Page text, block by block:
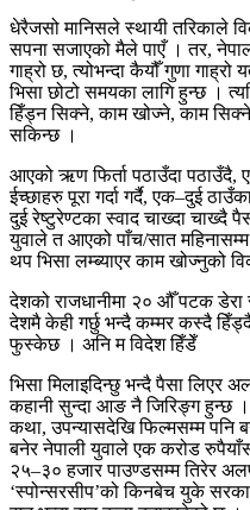
धेरैजसो मानिसले स्थायी तरिकाले
सपना सजाएको मैले पाएँ । तर,
गाह्रो छ, त्योभन्दा कैयौँ गुणा
भिसा छोटो समयका लागि हुन्छ ।
हिँड्न सिक्ने, काम खोज्ने, काम सिक्ने,
सकिन्छ ।
आएको ऋण फिर्ता पठाउँदा पठाउँदै,
ईच्छाहरु पूरा गर्दा गर्दै, एक–दुई
दुई रेष्टुरेण्टका स्वाद चाख्दा
युवाले त आएको पाँच/सात
थप भिसा लम्ब्याएर काम खोज्नुको
देशको राजधानीमा २० औँ पटक
देशमै केही गर्छु भन्दै कम्मर कस्दै
फुस्केछ । अनि म विदेश हिँडेँ
भिसा मिलाइदिन्छु भन्दै पैसा लिएर
कहानी सुन्दा आङ नै जिरिङ्ग हुन्छ
कथा, उपन्यासदेखि फिल्मसम्म पनि
बनेर नेपाली युवाले एक करोड
२५–३० हजार पाउण्डसम्म तिरेर
‘स्पोन्सरसीप’को किनबेच युके